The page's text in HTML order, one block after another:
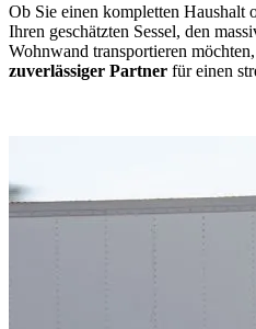
Ob Sie einen kompletten Haushalt
Ihren geschätzten Sessel, den
Wohnwand transportieren
zuverlässiger Partner für einen